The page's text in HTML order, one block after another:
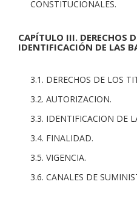
CONSTITUCIONALES.
CAPÍTULO III. DERECHOS
IDENTIFICACIÓN DE LAS
3.1. DERECHOS DE LOS
3.2. AUTORIZACION.
3.3. IDENTIFICACION DE
3.4. FINALIDAD.
3.5. VIGENCIA.
3.6. CANALES DE